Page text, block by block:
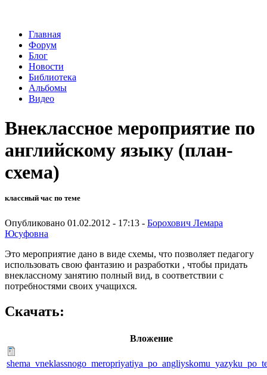
Главная
Форум
Блог
Новости
Библиотека
Альбомы
Видео
Внеклассное мероприятие по
английскому языку (план-
схема)
классный час по теме
Опубликовано 01.02.2012 - 17:13 - Борохович Лемара
Юсуфовна
Это мероприятие дано в виде схемы, что позволяет педагогу
использовать свою фантазию и разработки , чтобы придать
внеклассному занятию полный вид, в соответствии с
потребностями своих учащихся.
Скачать:
Вложение